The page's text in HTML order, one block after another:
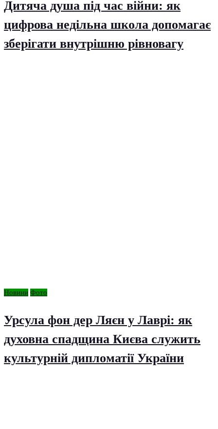
Дитяча душа під час війни: як
цифрова недільна школа допомагає
зберігати внутрішню рівновагу
Новини Фото
Урсула фон дер Ляєн у Лаврі: як
духовна спадщина Києва служить
культурній дипломатії України